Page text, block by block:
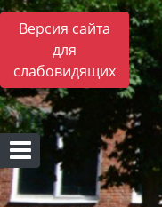
Версия сайта
для
слабовидящих